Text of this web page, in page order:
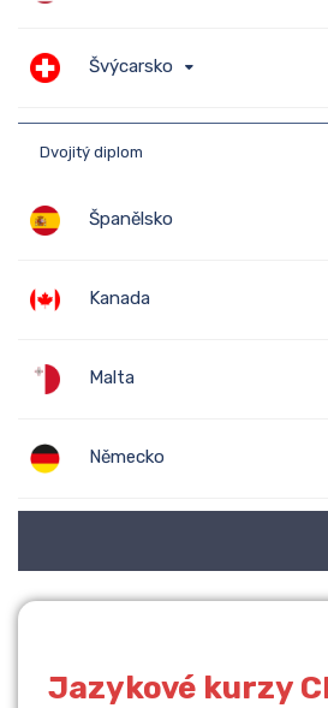
STUDIUM V
Švýcarsko
Dvojitý diplom
Španělsko
Kanada
Malta
Německo
Jazykové kurzy